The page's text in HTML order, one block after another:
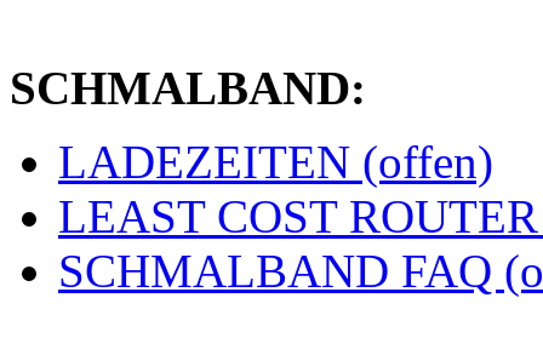
SCHMALBAND:
LADEZEITEN (offen)
LEAST COST
SCHMALBAND FAQ